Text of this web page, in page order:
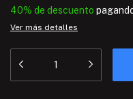
40% de descuento
Ver más detalles